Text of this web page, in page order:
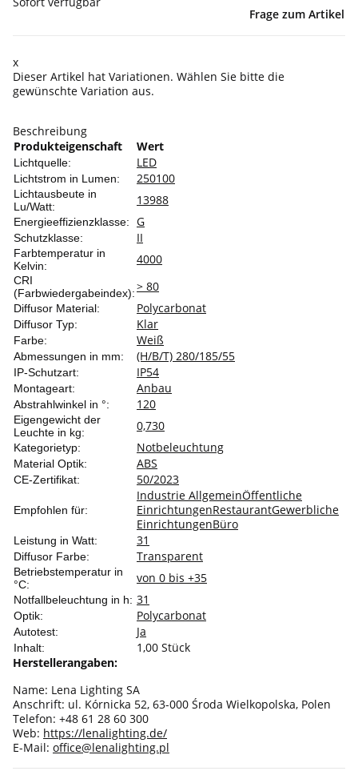
Frage zum Artikel
x
Dieser Artikel hat Variationen. Wählen Sie bitte die
gewünschte Variation aus.
Beschreibung
Produkteigenschaft
Wert
Lichtquelle: LED
Lichtstrom in Lumen: 250100
Lichtausbeute in
Lu/Watt:
13988
Energieeffizienzklasse: G
Schutzklasse: II
Farbtemperatur in
Kelvin:
4000
CRI
(Farbwiedergabeindex):> 80
Diffusor Material: Polycarbonat
Diffusor Typ: Klar
Farbe: Weiß
Abmessungen in mm: (H/B/T) 280/185/55
IP-Schutzart: IP54
Montageart: Anbau
Abstrahlwinkel in °: 120
Eigengewicht der
Leuchte in kg:
0,730
Kategorietyp: Notbeleuchtung
Material Optik: ABS
CE-Zertifikat: 50/2023
Empfohlen für:
Industrie AllgemeinÖffentliche
EinrichtungenRestaurantGewerbliche
EinrichtungenBüro
Leistung in Watt: 31
Diffusor Farbe: Transparent
Betriebstemperatur in
°C:
von 0 bis +35
Notfallbeleuchtung in h: 31
Optik: Polycarbonat
Autotest: Ja
Inhalt:
1,00 Stück
Herstellerangaben:
Name: Lena Lighting SA
Anschrift: ul. Kórnicka 52, 63-000 Środa Wielkopolska, Polen
Telefon: +48 61 28 60 300
Web: https://lenalighting.de/
E-Mail: office@lenalighting.pl